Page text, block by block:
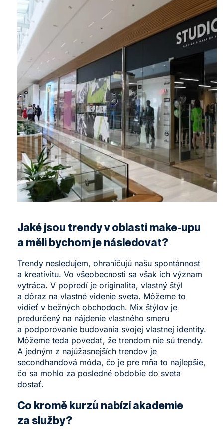
Jaké jsou trendy v oblasti make-upu
a měli bychom je následovat?
Trendy nesledujem, ohraničujú našu spontánnosť
a kreativitu. Vo všeobecnosti sa však ich význam
vytráca. V popredí je originalita, vlastný štýl
a dôraz na vlastné videnie sveta. Môžeme to
vidieť v bežných obchodoch. Mix štýlov je
predurčený na nájdenie vlastného smeru
a podporovanie budovania svojej vlastnej identity.
Môžeme teda povedať, že trendom nie sú trendy.
A jedným z najúžasnejších trendov je
secondhandová móda, čo je pre mňa to najlepšie,
čo sa mohlo za posledné obdobie do sveta
dostať.
Co kromě kurzů nabízí akademie
za služby?